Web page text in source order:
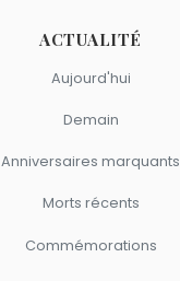
ACTUALITÉ
Aujourd'hui
Demain
Anniversaires marquants
Morts récents
Commémorations